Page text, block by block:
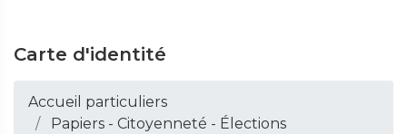
Carte d'identité
Accueil particuliers
Papiers - Citoyenneté - Élections